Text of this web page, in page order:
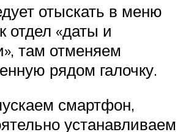
отыскать в меню
отдел «даты и
там отменяем
рядом галочку.
смартфон,
устанавливаем